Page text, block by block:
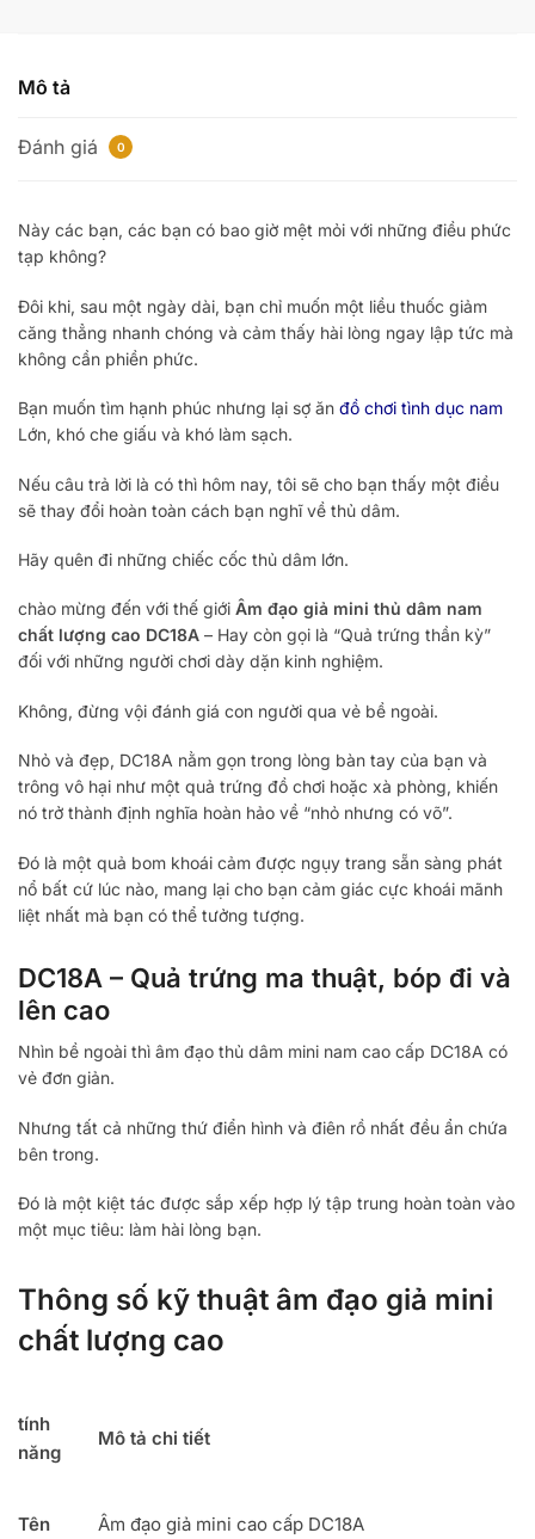
lượng
Mô tả
Đánh giá 0
Này các bạn, các bạn có bao giờ mệt mỏi với những điều phức
tạp không?
Đôi khi, sau một ngày dài, bạn chỉ muốn một liều thuốc giảm
căng thẳng nhanh chóng và cảm thấy hài lòng ngay lập tức mà
không cần phiền phức.
Bạn muốn tìm hạnh phúc nhưng lại sợ ăn đồ chơi tình dục nam
Lớn, khó che giấu và khó làm sạch.
Nếu câu trả lời là có thì hôm nay, tôi sẽ cho bạn thấy một điều
sẽ thay đổi hoàn toàn cách bạn nghĩ về thủ dâm.
Hãy quên đi những chiếc cốc thủ dâm lớn.
chào mừng đến với thế giới Âm đạo giả mini thủ dâm nam
chất lượng cao DC18A – Hay còn gọi là “Quả trứng thần kỳ”
đối với những người chơi dày dặn kinh nghiệm.
Không, đừng vội đánh giá con người qua vẻ bề ngoài.
Nhỏ và đẹp, DC18A nằm gọn trong lòng bàn tay của bạn và
trông vô hại như một quả trứng đồ chơi hoặc xà phòng, khiến
nó trở thành định nghĩa hoàn hảo về “nhỏ nhưng có võ”.
Đó là một quả bom khoái cảm được ngụy trang sẵn sàng phát
nổ bất cứ lúc nào, mang lại cho bạn cảm giác cực khoái mãnh
liệt nhất mà bạn có thể tưởng tượng.
DC18A – Quả trứng ma thuật, bóp đi và
lên cao
Nhìn bề ngoài thì âm đạo thủ dâm mini nam cao cấp DC18A có
vẻ đơn giản.
Nhưng tất cả những thứ điển hình và điên rồ nhất đều ẩn chứa
bên trong.
Đó là một kiệt tác được sắp xếp hợp lý tập trung hoàn toàn vào
một mục tiêu: làm hài lòng bạn.
Thông số kỹ thuật âm đạo giả mini
chất lượng cao
tính
năng
Mô tả chi tiết
Tên
Âm đạo giả mini cao cấp DC18A